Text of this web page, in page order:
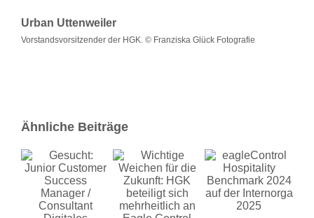
Urban Uttenweiler
Vorstandsvorsitzender der HGK. © Franziska Glück Fotografie
Ähnliche Beiträge